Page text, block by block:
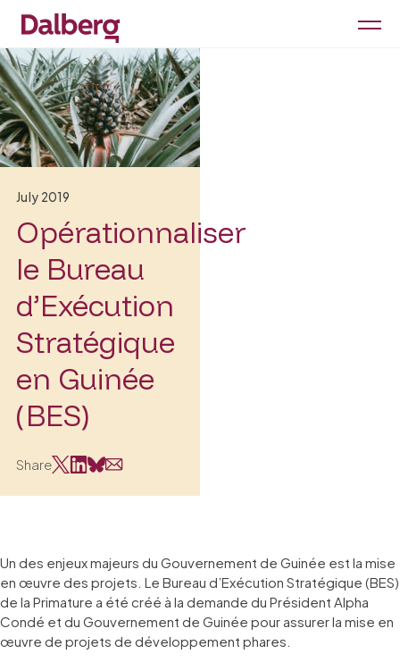
July 2019
Opérationnaliser
le Bureau
d’Exécution
Stratégique
en Guinée
(BES)
Share
Un des enjeux majeurs du Gouvernement de Guinée est la mise
en œuvre des projets. Le Bureau d’Exécution Stratégique (BES)
de la Primature a été créé à la demande du Président Alpha
Condé et du Gouvernement de Guinée pour assurer la mise en
œuvre de projets de développement phares.